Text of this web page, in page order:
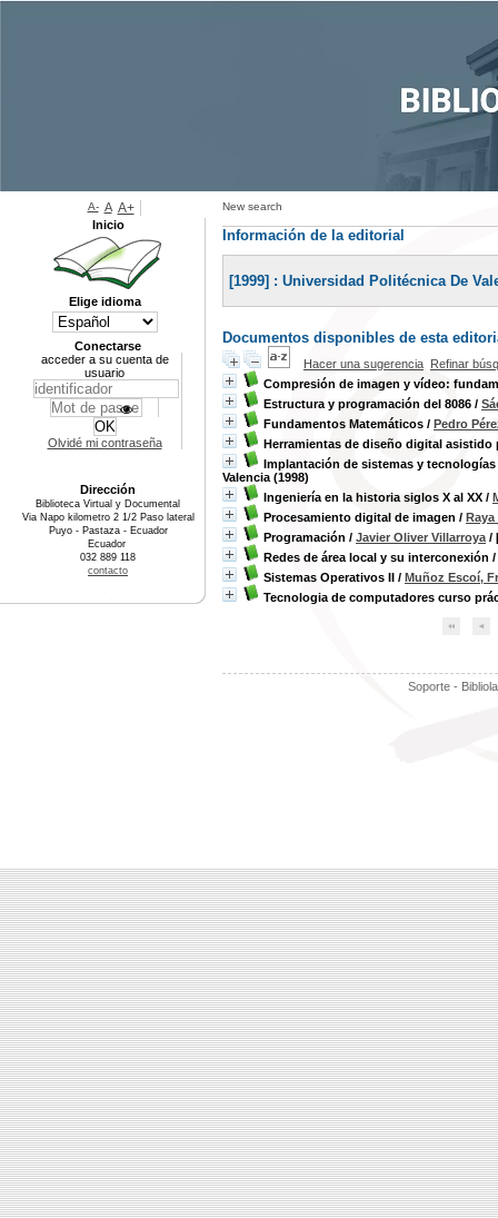
New search
Información de la editorial
[1999] : Universidad Politécnica De
Documentos disponibles de esta
Hacer una sugerencia Refinar
Compresión de imagen y vídeo:
Estructura y programación del 8086 /
Fundamentos Matemáticos / Pedro
Herramientas de diseño digital asistido
Implantación de sistemas y
Valencia (1998)
Ingeniería en la historia siglos X al XX /
Procesamiento digital de imagen / Raya
Programación / Javier Oliver Villarroya /
Redes de área local y su interconexión /
Sistemas Operativos II / Muñoz Escoí,
Tecnologia de computadores curso
Soporte -
A- A A+
Inicio
Elige idioma
Conectarse
acceder a su cuenta de
usuario
Olvidé mi contraseña
Dirección
Biblioteca Virtual y Documental
Via Napo kilometro 2 1/2 Paso lateral
Puyo - Pastaza - Ecuador
Ecuador
032 889 118
contacto